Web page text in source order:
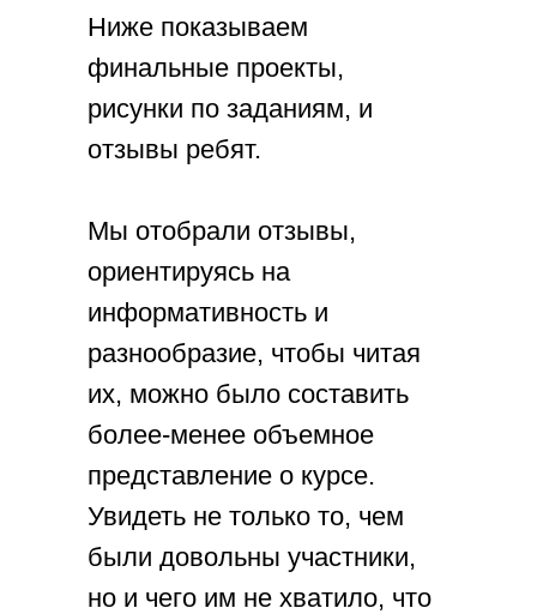
Ниже показываем
финальные проекты,
рисунки по заданиям, и
отзывы ребят.
Мы отобрали отзывы,
ориентируясь на
информативность и
разнообразие, чтобы читая
их, можно было составить
более-менее объемное
представление о курсе.
Увидеть не только то, чем
были довольны участники,
но и чего им не хватило, что